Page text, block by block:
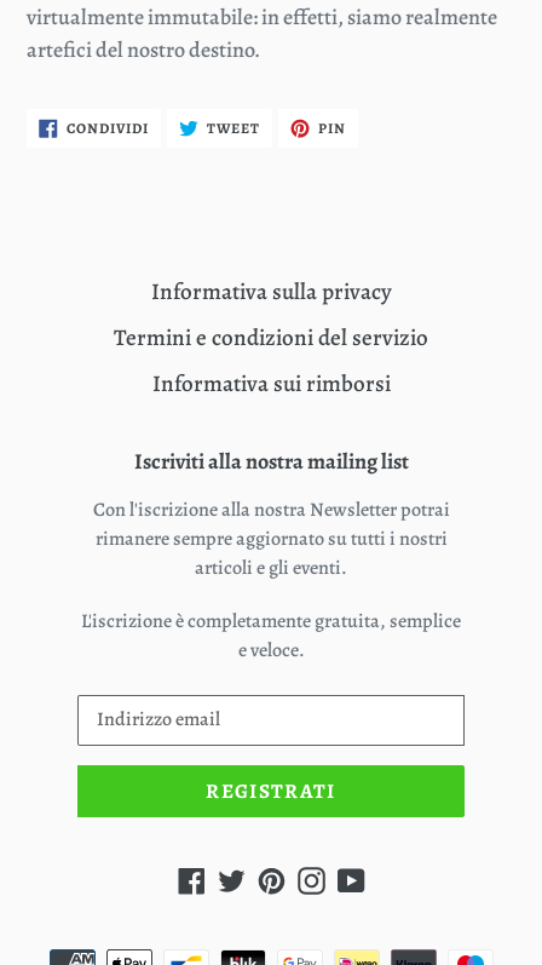
virtualmente immutabile: in effetti, siamo realmente
artefici del nostro destino.
CONDIVIDICONDIVIDI
SU
TWEET TWITTAPIN
Informativa sulla privacy
Termini e condizioni del servizio
Informativa sui rimborsi
Iscriviti alla nostra mailing list
Con l'iscrizione alla nostra Newsletter potrai
rimanere sempre aggiornato su tutti i nostri
articoli e gli eventi.
L'iscrizione è completamente gratuita, semplice
e veloce.
REGISTRATI
Facebook
TwitterPinterestInstagram
YouTube